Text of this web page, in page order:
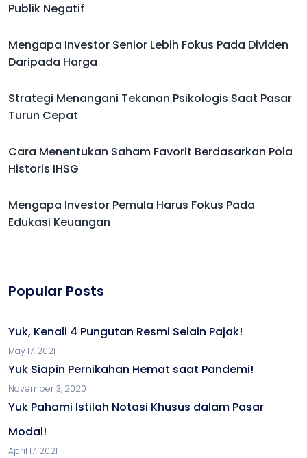
Publik Negatif
Mengapa Investor Senior Lebih Fokus Pada Dividen
Daripada Harga
Strategi Menangani Tekanan Psikologis Saat Pasar
Turun Cepat
Cara Menentukan Saham Favorit Berdasarkan Pola
Historis IHSG
Mengapa Investor Pemula Harus Fokus Pada
Edukasi Keuangan
Popular Posts
Yuk, Kenali 4 Pungutan Resmi Selain Pajak!
May 17, 2021
Yuk Siapin Pernikahan Hemat saat Pandemi!
November 3, 2020
Yuk Pahami Istilah Notasi Khusus dalam Pasar
Modal!
April 17, 2021